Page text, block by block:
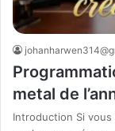
metal de
Introduction Si